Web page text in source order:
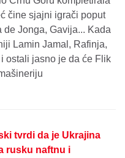
čine sjajni igrači poput
Jonga, Gavija... Kada
Lamin Jamal, Rafinja,
ostali jasno je da će Flik
tvrdi da je Ukrajina
rusku naftnu i